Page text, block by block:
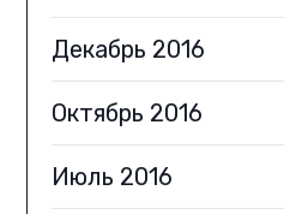
Декабрь 2016
Октябрь 2016
Июль 2016